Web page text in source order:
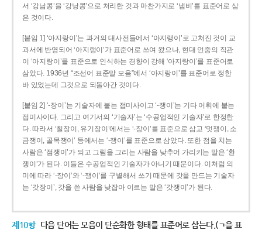
서 ‘강남콩’을 ‘강낭콩’으로 처리한 것과 마찬가지로 ‘냄비’를 표준어로 삼
은 것이다.
[붙임 1] ‘아지랑이’는 과거의 대사전들에서 ‘아지랭이’로 고쳐진 것이 교
과서에 반영되어 ‘아지랭이’가 표준어로 쓰여 왔으나, 현대 언중의 직관
이 ‘아지랑이’를 표준으로 인식하는 경향이 강해 ‘아지랑이’를 표준어로
삼았다. 1936년 “조선어 표준말 모음”에서 ‘아지랑이’를 표준어로 정한
바 있었는데 그것으로 되돌아간 것이다.
[붙임 2] ‘-장이’는 기술자에 붙는 접미사이고 ‘-쟁이’는 기타 어휘에 붙는
접미사이다. 그리고 여기서의 ‘기술자’는 ‘수공업적인 기술자’로 한정한
다. 따라서 ‘칠장이, 유기장이’에서는 ‘-장이’를 표준으로 삼고 ‘멋쟁이, 소
금쟁이, 골목쟁이’ 등에서는 ‘-쟁이’를 표준으로 삼았다. 또한 점을 치는
사람은 ‘점쟁이’가 되고 그림을 그리는 사람을 낮추어 가리키는 말은 ‘환
쟁이’가 된다. 이들은 수공업적인 기술자가 아니기 때문이다. 이처럼 의
미에 따라 ‘-장이’와 ‘-쟁이’를 구별해서 쓰기 때문에 갓을 만드는 기술자
는 ‘갓장이’, 갓을 쓴 사람을 낮잡아 이르는 말은 ‘갓쟁이’가 된다.
제10항 다음 단어는 모음이 단순화한 형태를 표준어로 삼는다.(ㄱ을 표